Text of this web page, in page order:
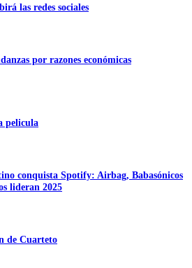
las redes sociales
por razones económicas
pelicula
conquista Spotify: Airbag, Babasónicos
lideran 2025
de Cuarteto